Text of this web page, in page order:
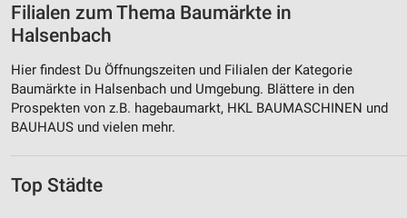
Filialen zum Thema Baumärkte in
Halsenbach
Hier findest Du Öffnungszeiten und Filialen der Kategorie
Baumärkte in Halsenbach und Umgebung. Blättere in den
Prospekten von z.B. hagebaumarkt, HKL BAUMASCHINEN und
BAUHAUS und vielen mehr.
Top Städte